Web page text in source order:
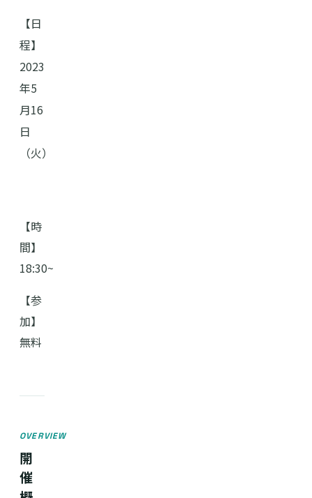
【日
程】
2023
年5
月16
日
（火）
【時
間】
18:30~
【参
加】
無料
OVERVIEW
開
催